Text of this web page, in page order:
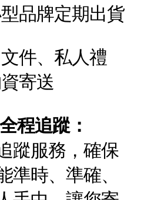
品牌定期出貨
件、私人禮
寄送
程追蹤：
蹤服務，確保
時、準確、